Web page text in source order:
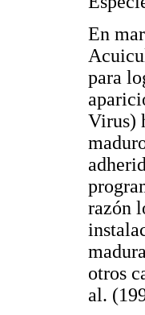
En
para
Virus)
razón
otros
al.